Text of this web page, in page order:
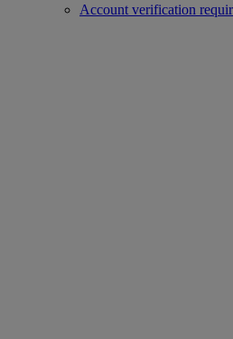
Account verification